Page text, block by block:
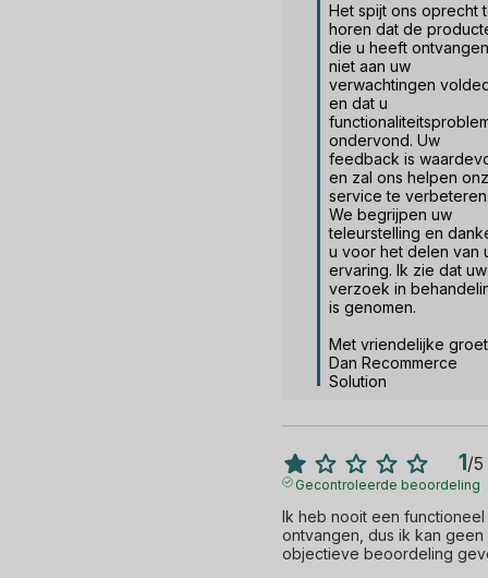
Het spijt ons oprecht
horen dat de
die u heeft ontvangen
niet aan uw
verwachtingen
en dat u
ondervond. Uw
feedback is
en zal ons helpen
service te
We begrijpen uw
teleurstelling en
u voor het delen van
ervaring. Ik zie dat uw
verzoek in
is genomen.
Met vriendelijke
Dan Recommerce
Solution
1/5
Gecontroleerde beoordeling
Ik heb nooit een
ontvangen, dus ik kan geen
objectieve beoordeling